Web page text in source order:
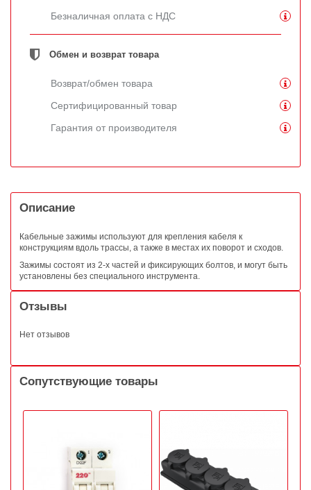
Безналичная оплата с НДС
Обмен и возврат товара
Возврат/обмен товара
Сертифицированный товар
Гарантия от производителя
Описание
Кабельные зажимы используют для крепления кабеля к
конструкциям вдоль трассы, а также в местах их поворот и сходов.
Зажимы состоят из 2-х частей и фиксирующих болтов, и могут быть
установлены без специального инструмента.
Отзывы
Нет отзывов
Сопутствующие товары